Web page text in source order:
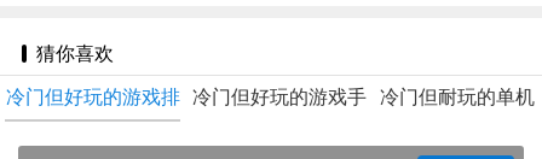
猜你喜欢
冷门但好玩的游戏排 冷门但好玩的游戏手 冷门但耐玩的单机